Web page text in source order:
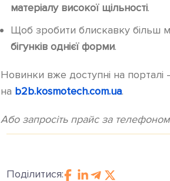
матеріалу високої щільності.
Щоб зробити блискавку більш
бігунків однієї форми.
Новинки вже доступні на
на b2b.kosmotech.com.ua.
Або запросіть прайс за телефоном
Поділитися: